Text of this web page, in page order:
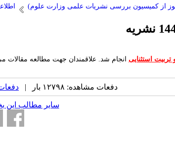
از کمیسیون بررسی نشریات علمی وزارت علوم)
انجام شد. علاقمندان جهت مطالعه مقالات
دفعات مشاهده: ۱۲۷۹۸ بار | دفعات
سایر مطالب این